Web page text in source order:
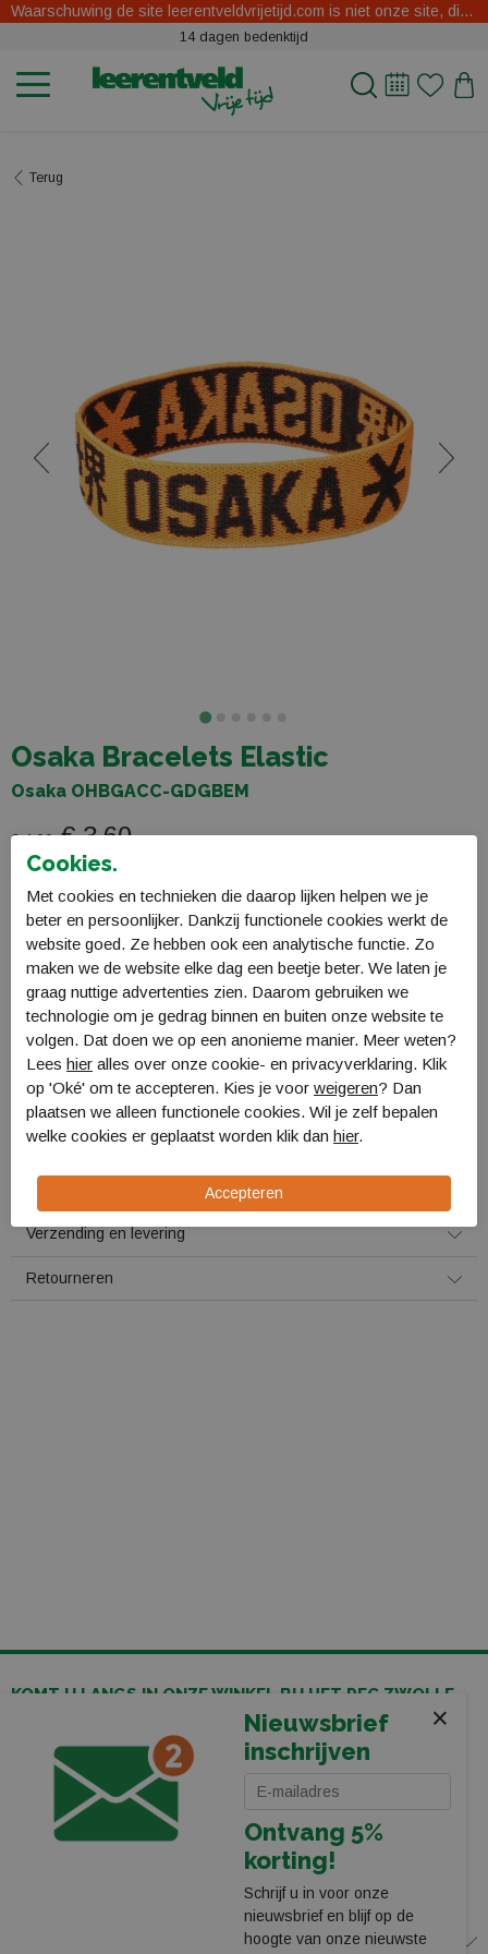
Waarschuwing de site leerentveldvrijetijd.com is niet onze site, dit zijn oplichters.
14 dagen bedenktijd
Terug
Osaka Bracelets Elastic
Osaka OHBGACC-GDGBEM
€ 4,00 € 3,60
Selecteer maat
One Size
Voor 16:00 uur besteld, morgen in huis!
Plaats in winkelmand
Specificaties
Verzending en levering
Retourneren
KOMT U LANGS IN ONZE WINKEL BIJ HET PEC ZWOLLE
Leerentveld Vrije Tijd BV
Stadionplein 13
8025 CP Zwolle
038-4550755
webshop@leerentveldvrijetijd.nl
WINKEL
×
Nieuwsbrief
inschrijven
Ontvang 5%
korting!
Schrijf u in voor onze
nieuwsbrief en blijf op de
hoogte van onze nieuwste
Cookies.
Met cookies en technieken die daarop lijken helpen we je
beter en persoonlijker. Dankzij functionele cookies werkt de
website goed. Ze hebben ook een analytische functie. Zo
maken we de website elke dag een beetje beter. We laten je
graag nuttige advertenties zien. Daarom gebruiken we
technologie om je gedrag binnen en buiten onze website te
volgen. Dat doen we op een anonieme manier. Meer weten?
Lees hier alles over onze cookie- en privacyverklaring. Klik
op 'Oké' om te accepteren. Kies je voor weigeren? Dan
plaatsen we alleen functionele cookies. Wil je zelf bepalen
welke cookies er geplaatst worden klik dan hier.